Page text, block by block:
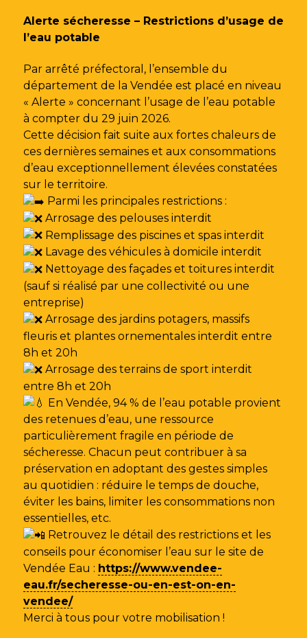
Alerte sécheresse – Restrictions d’usage de
l’eau potable
Par arrêté préfectoral, l’ensemble du
département de la Vendée est placé en niveau
« Alerte » concernant l’usage de l’eau potable
à compter du 29 juin 2026.
Cette décision fait suite aux fortes chaleurs de
ces dernières semaines et aux consommations
d’eau exceptionnellement élevées constatées
sur le territoire.
Parmi les principales restrictions :
Arrosage des pelouses interdit
Remplissage des piscines et spas interdit
Lavage des véhicules à domicile interdit
Nettoyage des façades et toitures interdit
(sauf si réalisé par une collectivité ou une
entreprise)
Arrosage des jardins potagers, massifs
fleuris et plantes ornementales interdit entre
8h et 20h
Arrosage des terrains de sport interdit
entre 8h et 20h
En Vendée, 94 % de l’eau potable provient
des retenues d’eau, une ressource
particulièrement fragile en période de
sécheresse. Chacun peut contribuer à sa
préservation en adoptant des gestes simples
au quotidien : réduire le temps de douche,
éviter les bains, limiter les consommations non
essentielles, etc.
Retrouvez le détail des restrictions et les
conseils pour économiser l’eau sur le site de
Vendée Eau : https://www.vendee-
eau.fr/secheresse-ou-en-est-on-en-
vendee/
Merci à tous pour votre mobilisation !